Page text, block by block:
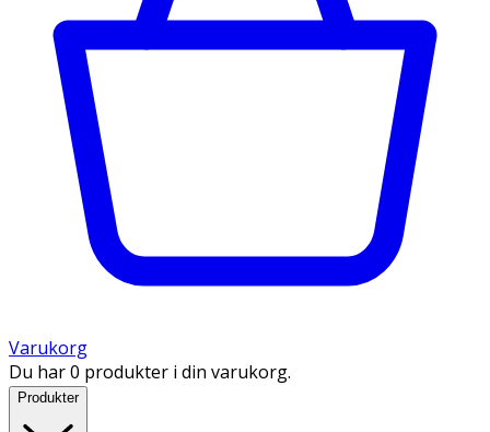
Varukorg
Du har 0 produkter i din varukorg.
Produkter